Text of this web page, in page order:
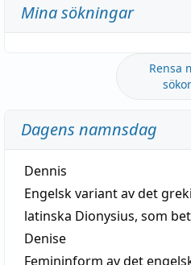
Mina sökningar
Rensa
Dagens namnsdag
Dennis
Engelsk variant av det
latinska Dionysius, som
Denise
Femininform av det